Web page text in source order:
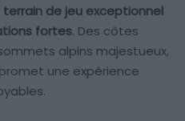
terrain de jeu exceptionnel
fortes. Des côtes
alpins majestueux,
une expérience